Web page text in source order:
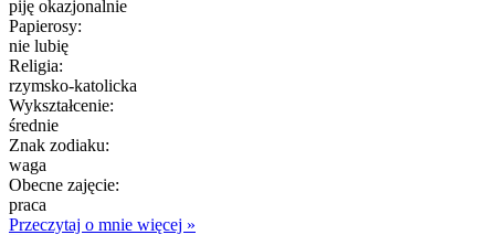
piję okazjonalnie
Papierosy:
nie lubię
Religia:
rzymsko-katolicka
Wykształcenie:
średnie
Znak zodiaku:
waga
Obecne zajęcie:
praca
Przeczytaj o mnie więcej »